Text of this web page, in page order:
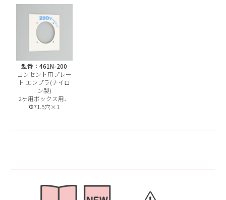
型番：461N-200
コンセント用プレー
ト エンプラ(ナイロ
ン製)
2ヶ用ボックス用、
Φ71.5穴×1